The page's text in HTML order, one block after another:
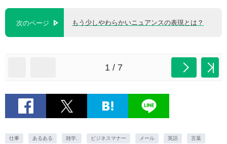
次のページ もう少しやわらかいニュアンスの表現とは？
1 / 7
仕事 あるある 雑学. ビジネスマナー メール 英語 言葉